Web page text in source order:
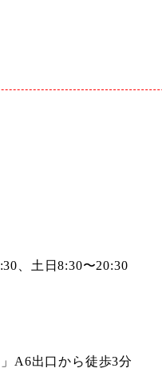
、土日8:30〜20:30
A6出口から徒歩3分